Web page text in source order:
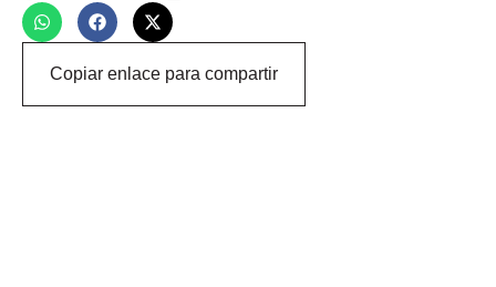
Copiar enlace para compartir